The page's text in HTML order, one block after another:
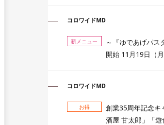
コロワイドMD
新メニュー
～『ゆであげパス
開始 11月19日（
コロワイドMD
お得
創業35周年記念キ
酒屋 甘太郎」「遊